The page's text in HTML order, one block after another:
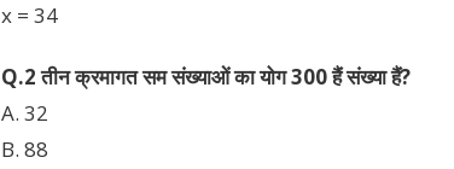
x = 34
Q.2 तीन क्रमागत सम संख्याओं का योग 300 हैं संख्या हैं?
A. 32
B. 88